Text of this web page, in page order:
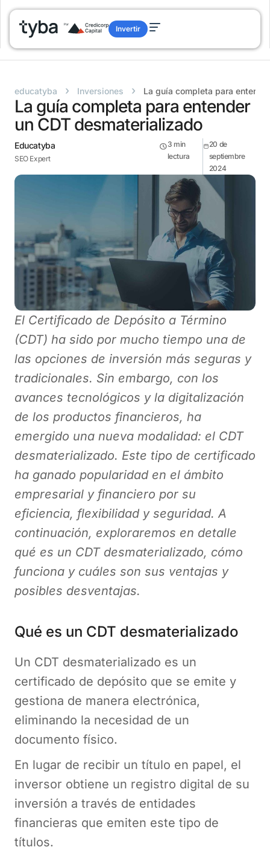
Invertir
educatyba › Inversiones › La guía completa para
La guía completa para entender
un CDT desmaterializado
Educatyba
SEO Expert
3 min
lectura
20 de
septiembre
2024
El Certificado de Depósito a Término
(CDT) ha sido por mucho tiempo una de
las opciones de inversión más seguras y
tradicionales. Sin embargo, con los
avances tecnológicos y la digitalización
de los productos financieros, ha
emergido una nueva modalidad: el CDT
desmaterializado. Este tipo de certificado
ha ganado popularidad en el ámbito
empresarial y financiero por su
eficiencia, flexibilidad y seguridad. A
continuación, exploraremos en detalle
qué es un CDT desmaterializado, cómo
funciona y cuáles son sus ventajas y
posibles desventajas.
Qué es un CDT desmaterializado
Un CDT desmaterializado es un
certificado de depósito que se emite y
gestiona de manera electrónica,
eliminando la necesidad de un
documento físico.
En lugar de recibir un título en papel, el
inversor obtiene un registro digital de su
inversión a través de entidades
financieras que emiten este tipo de
títulos.